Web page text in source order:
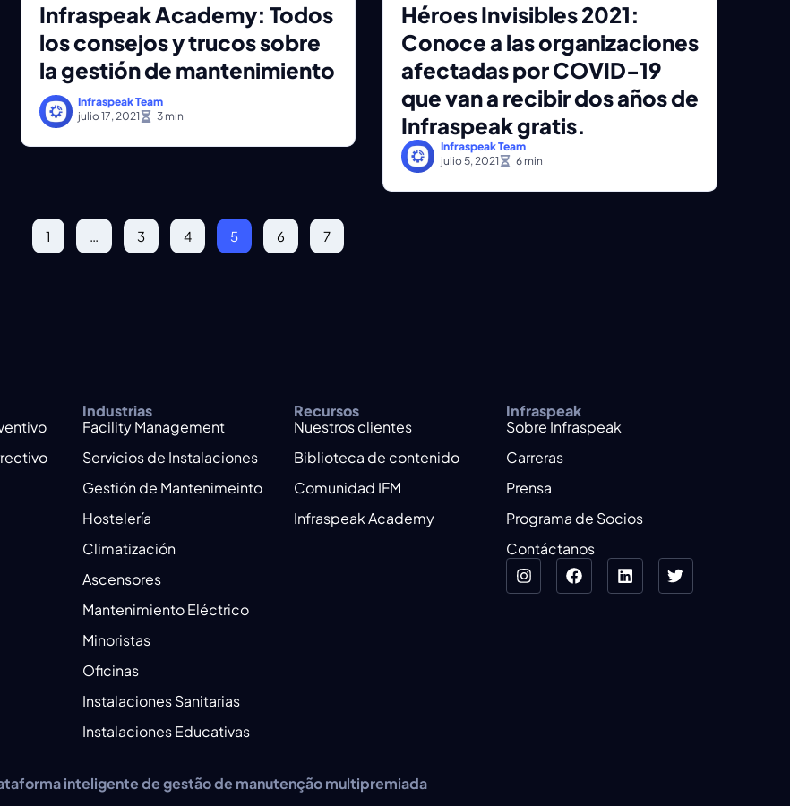
Infraspeak Academy: Todos
los consejos y trucos sobre
la gestión de mantenimiento
Infraspeak Team
julio 17, 2021
Héroes Invisibles 2021:
Conoce a las organizaciones
afectadas por COVID-19
que van a recibir dos años de
Infraspeak gratis.
Infraspeak Team
julio 5, 2021
1 … 3 4 5 6 7
Industrias
Facility Management
Servicios de Instalaciones
Gestión de Mantenimeinto
Hostelería
Climatización
Ascensores
Mantenimiento Eléctrico
Minoristas
Oficinas
Instalaciones Sanitarias
Instalaciones Educativas
Recursos
Nuestros clientes
Biblioteca de contenido
Comunidad IFM
Infraspeak Academy
Infraspeak
Sobre Infraspeak
Carreras
Prensa
Programa de Socios
Contáctanos
inteligente de gestão de manutenção multipremiada